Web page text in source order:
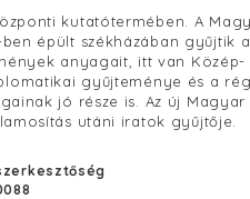
kutatótermében. A
ben épült székházában gyűjtik
anyagait, itt van Közép-
gyűjteménye és a
jó része is. Az új Magyar
utáni iratok gyűjtője.